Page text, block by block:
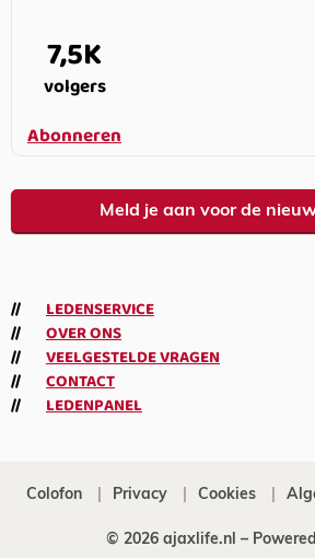
7,5K
volgers
Abonneren
Meld je aan voor de
LEDENSERVICE
OVER ONS
VEELGESTELDE VRAGEN
CONTACT
LEDENPANEL
Colofon Privacy Cookies
© 2026 ajaxlife.nl –